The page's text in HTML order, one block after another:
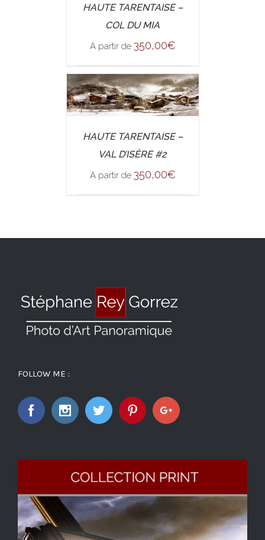
SELECT OPTIONS /
HAUTE TARENTAISE –
COL DU MIA
A partir de 350,00€
SELECT OPTIONS /
HAUTE TARENTAISE –
VAL D’ISÈRE #2
A partir de 350,00€
FOLLOW ME :